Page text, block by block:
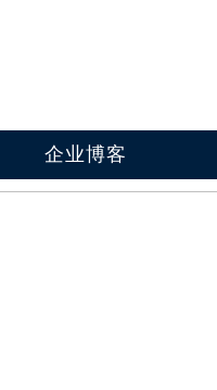
企业博客